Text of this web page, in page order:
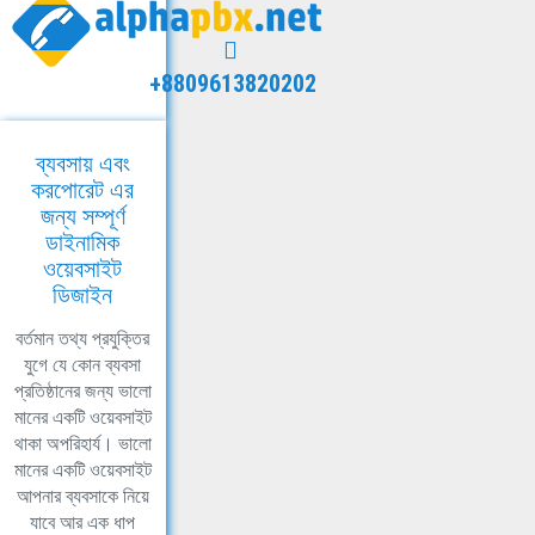
+8809613820202
ব্যবসায় এবং
করপোরেট এর
জন্য সম্পূর্ণ
ডাইনামিক
ওয়েবসাইট
ডিজাইন
বর্তমান তথ্য প্রযুক্তির
যুগে যে কোন ব্যবসা
প্রতিষ্ঠানের জন্য ভালো
মানের একটি ওয়েবসাইট
থাকা অপরিহার্য। ভালো
মানের একটি ওয়েবসাইট
আপনার ব্যবসাকে নিয়ে
যাবে আর এক ধাপ